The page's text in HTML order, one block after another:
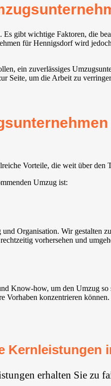
gibt wichtige Faktoren, die
für Hennigsdorf wird
ein zuverlässiges
Seite, um die Arbeit zu
Vorteile, die weit über den
Umzug ist:
Organisation. Wir gestalten
vorhersehen und
Know-how, um den Umzug
Vorhaben konzentrieren können.
Kernleistungen
erhalten Sie zu